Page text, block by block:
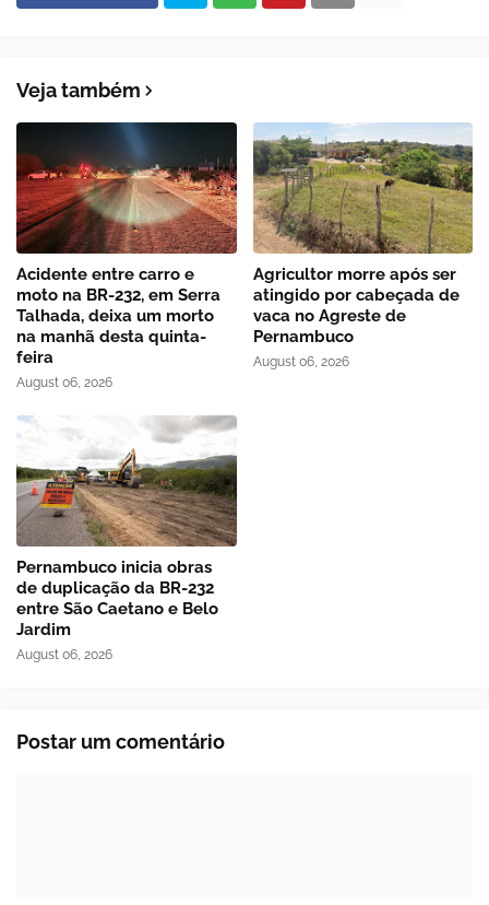
Veja também
Acidente entre carro e
moto na BR-232, em Serra
Talhada, deixa um morto
na manhã desta quinta-
feira
August 06, 2026
Agricultor morre após ser
atingido por cabeçada de
vaca no Agreste de
Pernambuco
August 06, 2026
Pernambuco inicia obras
de duplicação da BR-232
entre São Caetano e Belo
Jardim
August 06, 2026
Postar um comentário